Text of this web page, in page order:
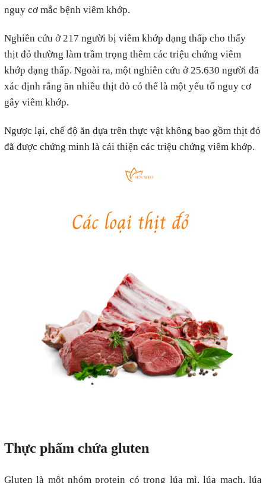
nguy cơ mắc bệnh viêm khớp.
Nghiên cứu ở 217 người bị viêm khớp dạng thấp cho thấy
thịt đỏ thường làm trầm trọng thêm các triệu chứng viêm
khớp dạng thấp. Ngoài ra, một nghiên cứu ở 25.630 người đã
xác định rằng ăn nhiều thịt đỏ có thể là một yếu tố nguy cơ
gây viêm khớp.
Ngược lại, chế độ ăn dựa trên thực vật không bao gồm thịt đỏ
đã được chứng minh là cải thiện các triệu chứng viêm khớp.
Thực phẩm chứa gluten
Gluten là một nhóm protein có trong lúa mì, lúa mạch, lúa